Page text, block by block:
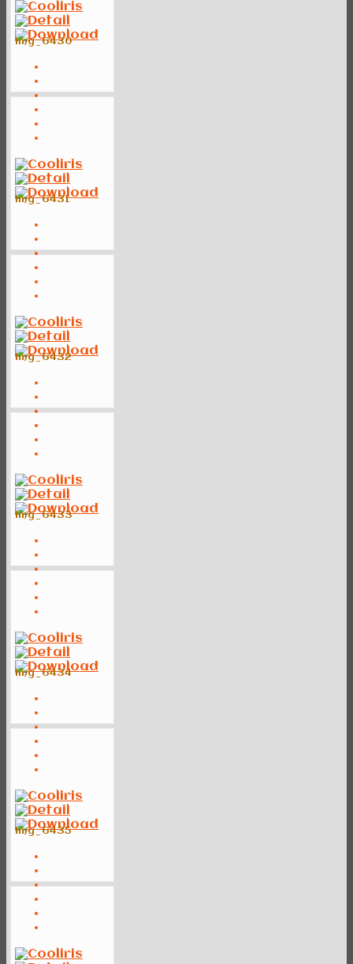
img_6430
img_6431
img_6432
img_6433
img_6434
img_6435